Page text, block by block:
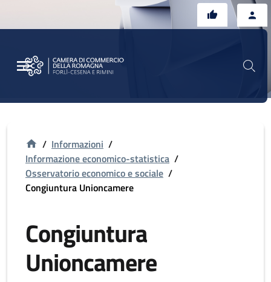
/ Informazioni /
Informazione economico-statistica /
Osservatorio economico e sociale /
Congiuntura Unioncamere
Congiuntura
Unioncamere